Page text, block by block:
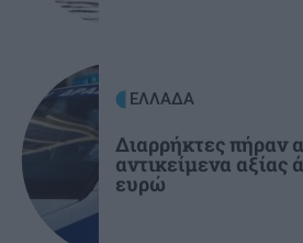
κτηνοτροφικών δρόμων
ΕΛΛΑΔΑ
Διαρρήκτες πήραν
αντικείμενα αξίας
ευρώ